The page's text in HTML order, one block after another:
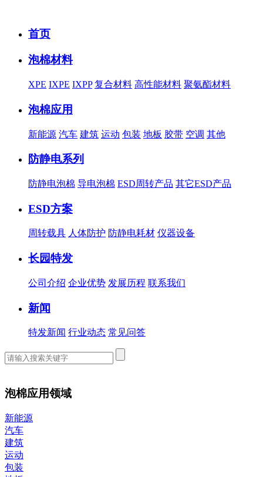
首页
泡棉材料
XPE IXPE IXPP 复合材料 高性能材料 聚氨酯材料
泡棉应用
新能源 汽车 建筑 运动 包装 地板 胶带 空调 其他
防静电系列
防静电泡棉 导电泡棉 ESD周转产品 其它ESD产品
ESD方案
周转载具 人体防护 防静电耗材 仪器设备
长园特发
公司介绍 企业优势 发展历程 联系我们
新闻
特发新闻 行业动态 常见问答
泡棉应用领域
新能源
汽车
建筑
运动
包装